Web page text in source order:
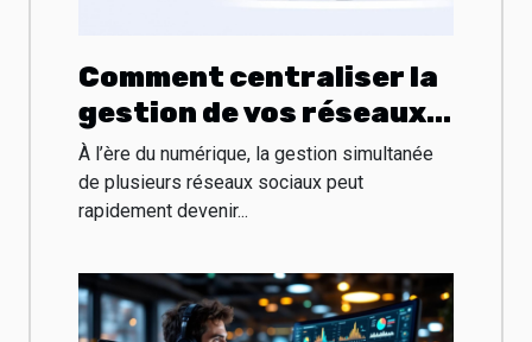
Comment centraliser la
gestion de vos réseaux
sociaux augmente
l'efficacité?
À l’ère du numérique, la gestion simultanée
de plusieurs réseaux sociaux peut
rapidement devenir...